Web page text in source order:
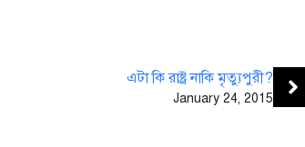
এটা কি রাষ্ট্র নাকি মৃত্যুপুরী?
January 24, 2015